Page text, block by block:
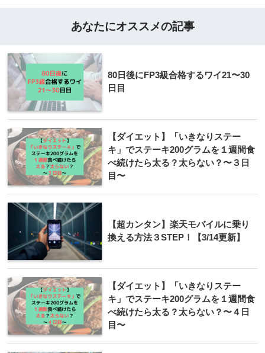
あなたにオススメの記事
80日後にFP3級合格するワイ21〜30
日目
【ダイエット】「いきなりステー
キ」でステーキ200グラムを１週間食
べ続けたら太る？太らない？〜３日
目〜
【超カンタン】楽天モバイルに乗り
換える方法３STEP！【3/14更新】
【ダイエット】「いきなりステー
キ」でステーキ200グラムを１週間食
べ続けたら太る？太らない？〜４日
目〜